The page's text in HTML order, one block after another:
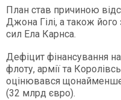
План став причиною
Джона Гілі, а також його
сил Ела Карнса.
Дефіцит фінансування
флоту, армії та
оцінювався щонайменше
(32 млрд євро).